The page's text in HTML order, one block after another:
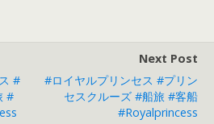
#
#
Next Post
#ロイヤルプリンセス #プリン
セスクルーズ #船旅 #客船
#royalprincess